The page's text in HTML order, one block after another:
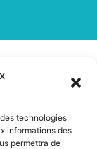
technologies
informations des
permettra de